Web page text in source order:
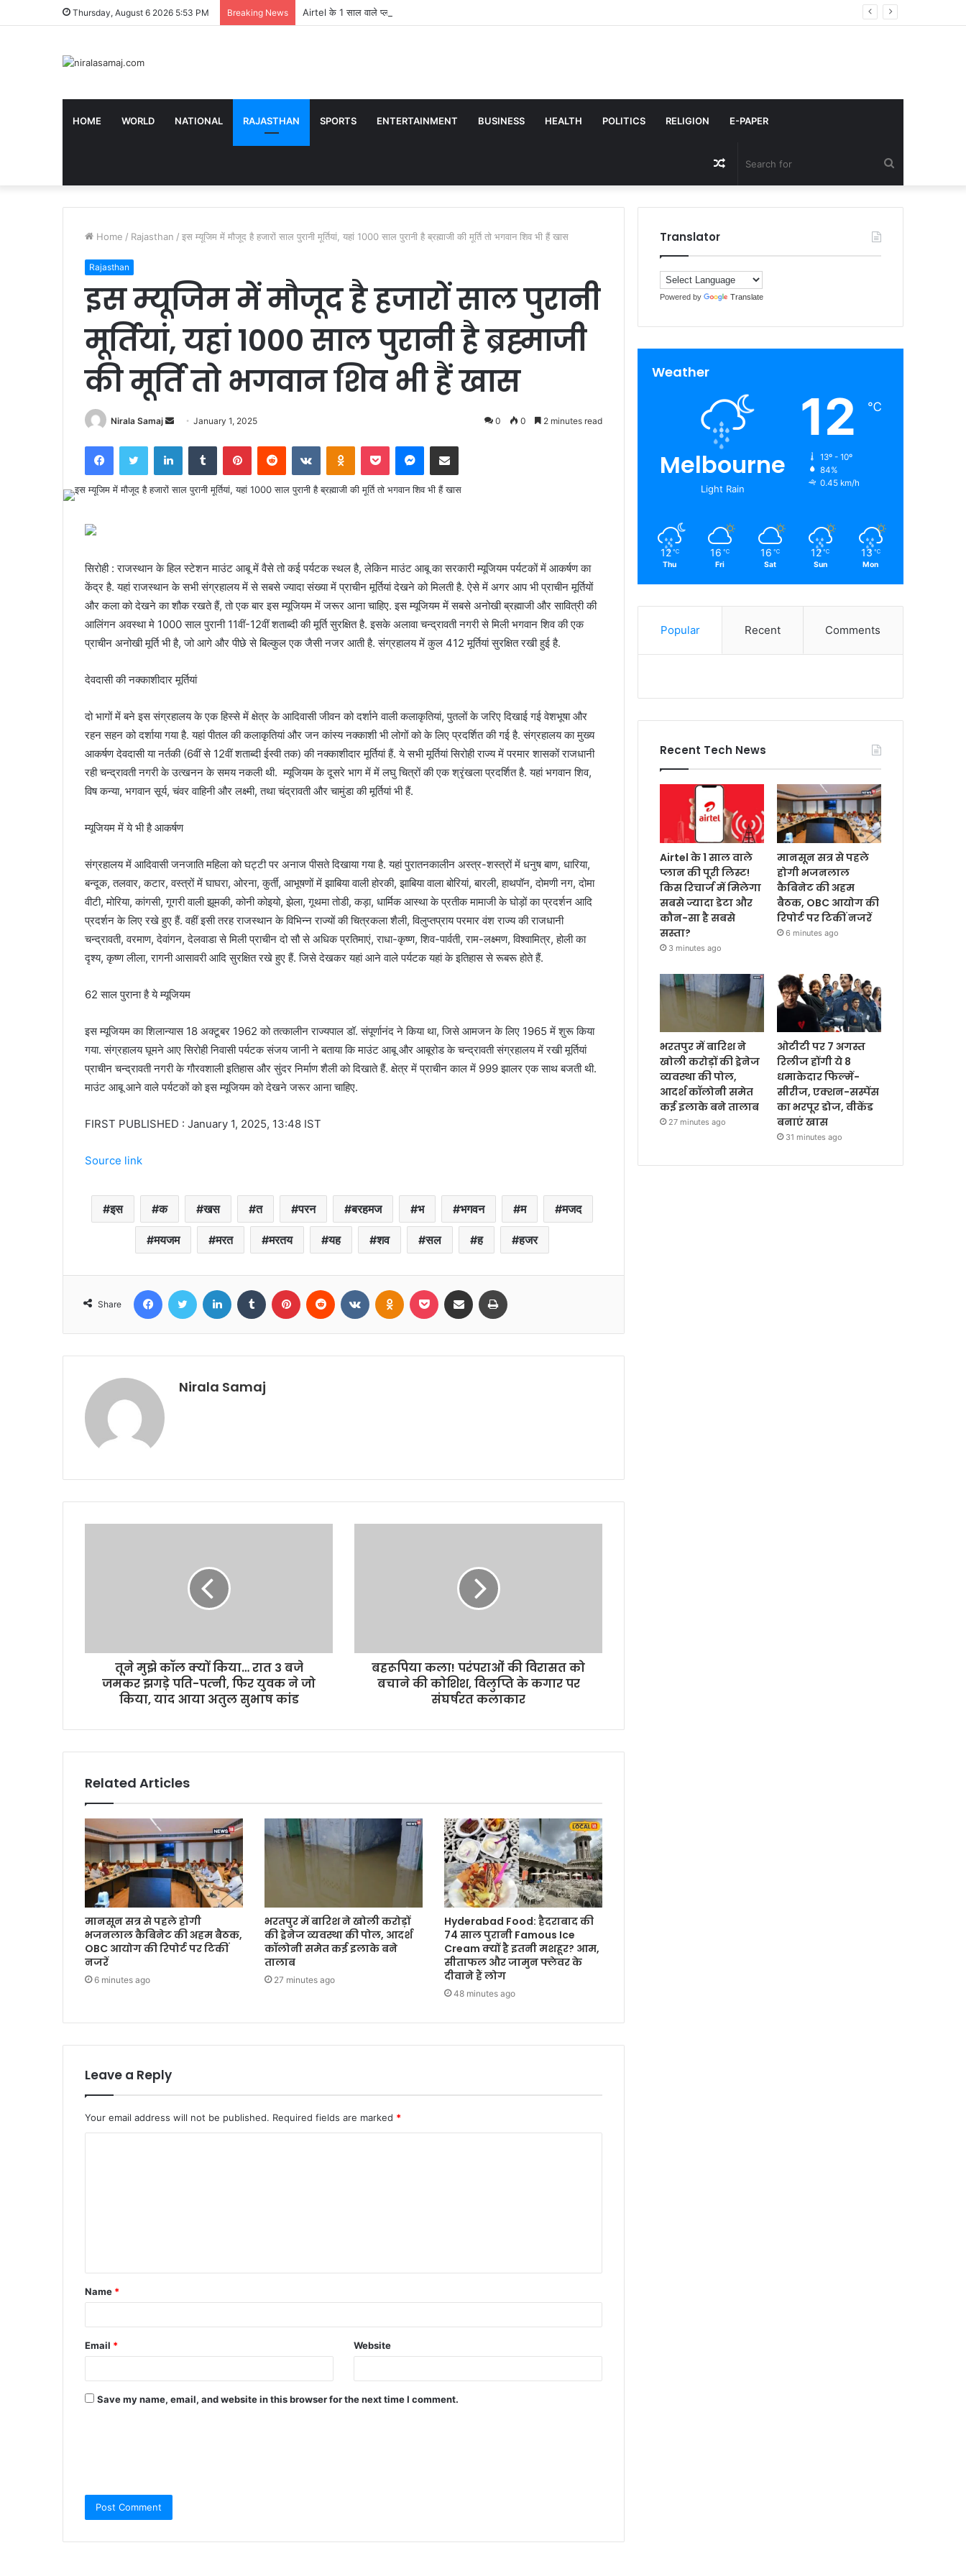
Thursday, August 6 2026 5:53 PM Breaking News Airtel के 1 साल वाले प्लान की पूरी लिस्ट! किस रिचार्ज में मिलेगा सबसे ज्यादा डेटा और कौन-सा है सबसे सस्ता?
HOME WORLD NATIONAL RAJASTHAN SPORTS ENTERTAINMENT BUSINESS HEALTH POLITICS RELIGION E-PAPER
for
Random
Article
Home / Rajasthan / इस म्यूजिम में मौजूद है हजारों साल पुरानी मूर्तियां, यहां 1000 साल पुरानी है ब्रह्माजी की मूर्ति तो भगवान शिव भी हैं खास
Rajasthan
इस म्यूजिम में मौजूद है हजारों साल पुरानी
मूर्तियां, यहां 1000 साल पुरानी है ब्रह्माजी
की मूर्ति तो भगवान शिव भी हैं खास
Nirala Samaj
Send January 1, 2025 0 0 2 minutes read
FacebookTwitter LinkedInTumblr PinterestReddit VKontakteOdnoklassniki
Pocket Messenger
Share via Email
सिरोही : राजस्थान के हिल स्टेशन माउंट आबू में वैसे तो कई पर्यटक स्थल है, लेकिन माउंट आबू का सरकारी म्यूजियम पर्यटकों में आकर्षण का
केंद्र है. यहां राजस्थान के सभी संग्रहालय में से सबसे ज्यादा संख्या में प्राचीन मूर्तियां देखने को मिलती है. ऐसे में अगर आप भी प्राचीन मूर्तियों
और कला को देखने का शौक रखते हैं, तो एक बार इस म्यूजियम में जरूर आना चाहिए. इस म्यूजियम में सबसे अनोखी ब्रह्माजी और सावित्री की
आलिंगन अवस्था मे 1000 साल पुरानी 11वीं-12वीं शताब्दी की मूर्ति सुरक्षित है. इसके अलावा चन्द्रावती नगरी से मिली भगवान शिव की एक
प्राचीन अनोखी मूर्ति भी है, जो आगे और पीछे से बिल्कुल एक जैसी नजर आती है. संग्रहालय में कुल 412 मूर्तियां सुरक्षित रखी हुई है.
देवदासी की नक्काशीदार मूर्तियां
दो भागों में बने इस संग्रहालय के एक हिस्से में क्षेत्र के आदिवासी जीवन को दर्शाने वाली कलाकृतियां, पुतलों के जरिए दिखाई गई वेशभूषा और
रहन सहन को दर्शाया गया है. यहां पीतल की कलाकृतियां और जन कांस्य नक्काशी भी लोगों को के लिए प्रदर्शित की गई है. संग्रहालय का मुख्य
आकर्षण देवदासी या नर्तकी (6वीं से 12वीं शताब्दी ईस्वी तक) की नक्काशीदार मूर्तियां हैं. ये सभी मूर्तियां सिरोही राज्य में परमार शासकों राजधानी
रही चन्द्रावती नगरी के उत्खनन के समय नकली थी. म्यूजियम के दूसरे भाग में में लघु चित्रों की एक श्रृंखला प्रदर्शित है. यहां भगवान शिव,
विष कन्या, भगवान सूर्य, चंवर वाहिनी और लक्ष्मी, तथा चंद्रावती और चामुंडा की मूर्तियां भी हैं.
म्यूजियम में ये भी है आकर्षण
संग्रहालय में आदिवासी जनजाति महिला को घट्टी पर अनाज पीसते दिखाया गया है. यहां पुरातनकालीन अस्त्र-शस्त्रों में धनुष बाण, धारिया,
बन्दूक, तलवार, कटार, वस्त्रों में घाघरा, ओरना, कुर्ती, आभूषणों में झाबिया वाली होरकी, झाबिया वाला बोरियां, बारली, हाथपॉन, दोमणी नग, दोमा
वीटी, मोरिया, कांगसी, गूगरी वाली झूमकी, कोनी कोइयो, झेला, गूथमा तोडी, कड़ा, धार्मिक आस्था के प्रतीक मामाजी के घोड़ों का प्रदर्शन आदि
प्रदर्शन के लिए रखे हुए हैं. वहीं इसी तरह राजस्थान के विभिन्न राज्यों की चित्रकला शैली, विलुप्तप्राय परमार वंश राज्य की राजधानी
चन्द्रावती, वरमाण, देवांगन, देलवाडा से मिली प्राचीन दो सौ से अधिक प्रतिमाएं, राधा-कृष्ण, शिव-पार्वती, राम-लक्ष्मण, विश्वामित्र, होली का
दृश्य, कृष्ण लीला, रागनी आसावरी आदि सुरक्षित रखे हुए हैं. जिसे देखकर यहां आने वाले पर्यटक यहां के इतिहास से रूबरू होते हैं.
62 साल पुराना है ये म्यूजियम
इस म्यूजियम का शिलान्यास 18 अक्टूबर 1962 को तत्कालीन राज्यपाल डॉ. संपूर्णानंद ने किया था, जिसे आमजन के लिए 1965 में शुरू किया
गया. संग्रहालय घूमने आए सिरोही निवासी पर्यटक संजय जानी ने बताया कि माउंट आबू और आबूरोड के चन्द्रावती संग्रहालय में रखी मूर्तियां
प्राचीन चन्द्रावती नगरी के गौरवशाली इतिहास और सुंदर निर्माण शैली को दिखाते हैं. क्षेत्र में प्राचीन काल में 999 झालर एक साथ बजती थी.
माउंट आबू आने वाले पर्यटकों को इस म्यूजियम को देखने जरूर आना चाहिए.
FIRST PUBLISHED : January 1, 2025, 13:48 IST
Source link
इस क खस त परन बरहमज भ भगवन म मजद
मयजम मरत मरतय यह शव सल ह हजर
Share
FacebookTwitter LinkedIn Tumblr Pinterest Reddit VKontakteOdnoklassniki
Pocket Share via Email
Nirala Samaj
तूने मुझे कॉल क्‍यों किया… रात 3 बजे
जमकर झगड़े पति-पत्‍नी, फिर युवक ने जो
किया, याद आया अतुल सुभाष कांड
बहरूपिया कला! परंपराओं की विरासत को
बचाने की कोशिश, विलुप्ति के कगार पर
संघर्षरत कलाकार
Related Articles
मानसून सत्र से पहले होगी
भजनलाल कैबिनेट की अहम बैठक,
OBC आयोग की रिपोर्ट पर टिकीं
नजरें
6 minutes ago
भरतपुर में बारिश ने खोली करोड़ों
की ड्रेनेज व्यवस्था की पोल, आदर्श
कॉलोनी समेत कई इलाके बने
तालाब
27 minutes ago
Hyderabad Food: हैदराबाद की
74 साल पुरानी Famous Ice
Cream क्यों है इतनी मशहूर? आम,
सीताफल और जामुन फ्लेवर के
दीवाने हैं लोग
48 minutes ago
Leave a Reply
Your email address will not be published. Required fields are marked *
Name *
Email * Website
Save my name, email, and website in this browser for the next time I comment.
Translator
Powered by Translate
Weather
Melbourne
Light Rain
12 ℃
13º - 10º
84%
0.45 km/h
12 ℃
Thu
16 ℃
Fri
16 ℃
Sat
12 ℃
Sun
13 ℃
Mon
Popular Recent Comments
Recent Tech News
Airtel के 1 साल वाले
प्लान की पूरी लिस्ट!
किस रिचार्ज में मिलेगा
सबसे ज्यादा डेटा और
कौन-सा है सबसे
सस्ता?
3 minutes ago
मानसून सत्र से पहले
होगी भजनलाल
कैबिनेट की अहम
बैठक, OBC आयोग की
रिपोर्ट पर टिकीं नजरें
6 minutes ago
भरतपुर में बारिश ने
खोली करोड़ों की ड्रेनेज
व्यवस्था की पोल,
आदर्श कॉलोनी समेत
कई इलाके बने तालाब
27 minutes ago
ओटीटी पर 7 अगस्त
रिलीज होंगी ये 8
धमाकेदार फिल्में-
सीरीज, एक्शन-सस्पेंस
का भरपूर डोज, वीकेंड
बनाएं खास
31 minutes ago